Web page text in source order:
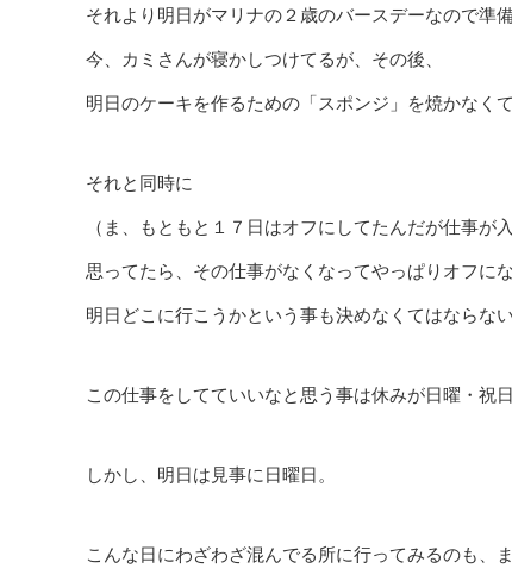
それより明日がマリナの２歳のバースデーなので準備
今、カミさんが寝かしつけてるが、その後、
明日のケーキを作るための「スポンジ」を焼かなく
それと同時に
（ま、もともと１７日はオフにしてたんだが仕事が
思ってたら、その仕事がなくなってやっぱりオフにな
明日どこに行こうかという事も決めなくてはならない
この仕事をしてていいなと思う事は休みが日曜・祝
しかし、明日は見事に日曜日。
こんな日にわざわざ混んでる所に行ってみるのも、ま